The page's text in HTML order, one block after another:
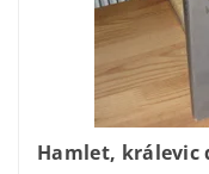
Hamlet, králevic